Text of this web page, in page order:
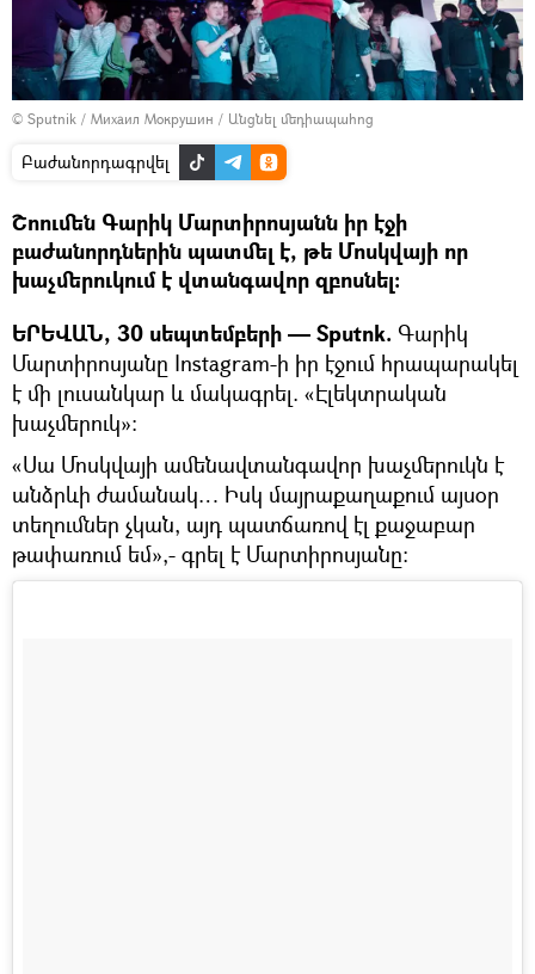
© Sputnik / Михаил Мокрушин / Անցնել մեդիապահոց
Բաժանորդագրվել
Շոումեն Գարիկ Մարտիրոսյանն իր էջի
բաժանորդներին պատմել է, թե Մոսկվայի որ
խաչմերուկում է վտանգավոր զբոսնել։
ԵՐԵՎԱՆ, 30 սեպտեմբերի — Sputnk. Գարիկ
Մարտիրոսյանը Instagram-ի իր էջում հրապարակել
է մի լուսանկար և մակագրել. «Էլեկտրական
խաչմերուկ»։
«Սա Մոսկվայի ամենավտանգավոր խաչմերուկն է
անձրևի ժամանակ… Իսկ մայրաքաղաքում այսօր
տեղումներ չկան, այդ պատճառով էլ քաջաբար
թափառում եմ»,- գրել է Մարտիրոսյանը։